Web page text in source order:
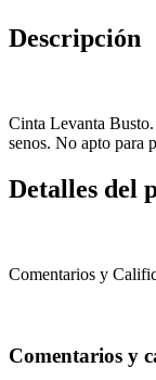
Descripción
Cinta Levanta
senos. No apto para
Detalles del
Comentarios y
Comentarios y